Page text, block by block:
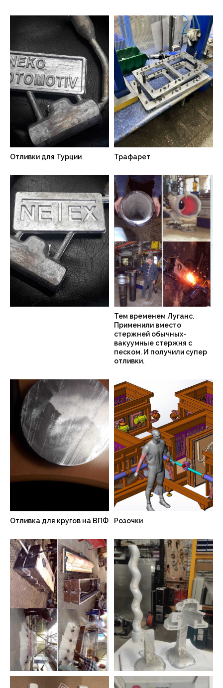
Отливки для Турции Трафарет
Тем временем Луганс.
Применили вместо
стержней обычных-
вакуумные стержня с
песком. И получили супер
отливки.
Отливка для кругов на ВПФ Розочки